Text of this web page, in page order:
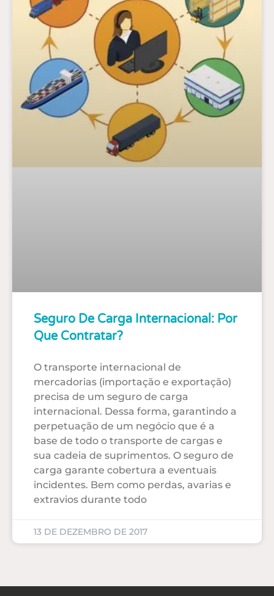
Seguro De Carga Internacional: Por
Que Contratar?
O transporte internacional de
mercadorias (importação e exportação)
precisa de um seguro de carga
internacional. Dessa forma, garantindo a
perpetuação de um negócio que é a
base de todo o transporte de cargas e
sua cadeia de suprimentos. O seguro de
carga garante cobertura a eventuais
incidentes. Bem como perdas, avarias e
extravios durante todo
13 DE DEZEMBRO DE 2017